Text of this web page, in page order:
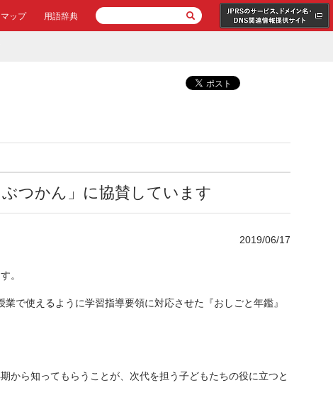
ップ 用語辞典
つかん」に協賛しています
2019/06/17
。
で使えるように学習指導要領に対応させた『おしごと年鑑』
から知ってもらうことが、次代を担う子どもたちの役に立つと